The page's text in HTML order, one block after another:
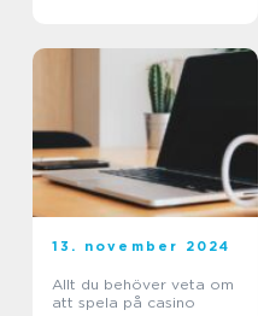
13. november 2024
Allt du behöver veta om
att spela på casino